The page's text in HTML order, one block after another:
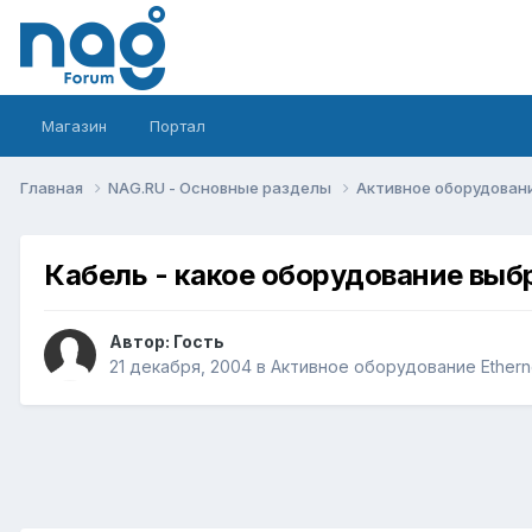
Магазин Портал
Главная NAG.RU - Основные разделы Активное
Кабель - какое оборудование
Автор: Гость
21 декабря, 2004 в Активное оборудование